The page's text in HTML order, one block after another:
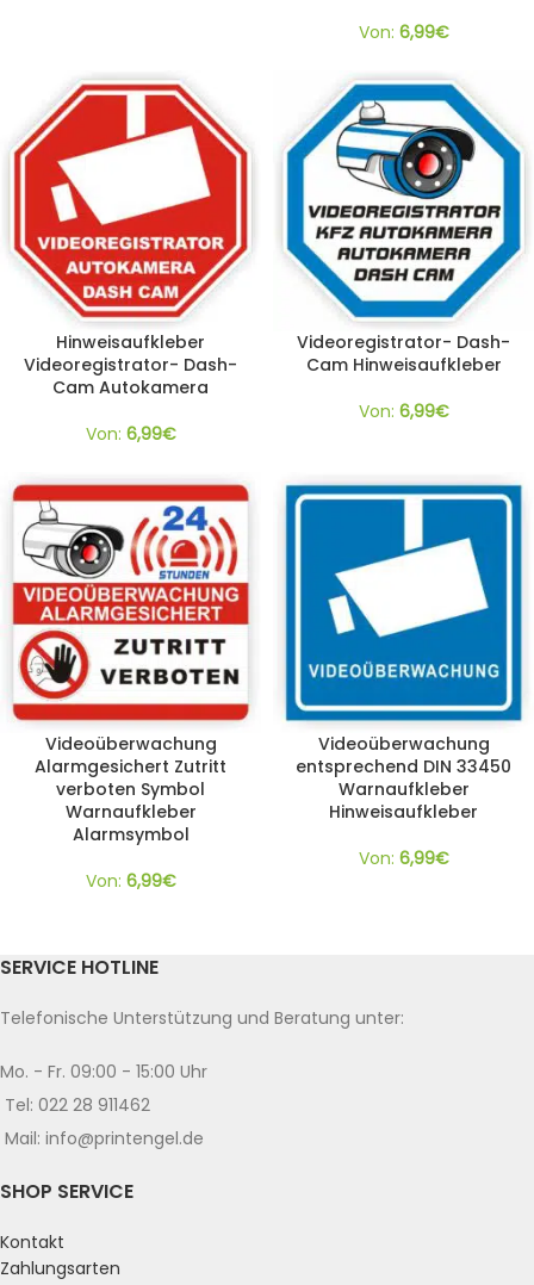
Von: 6,99€
Hinweisaufkleber
Videoregistrator- Dash-
Cam Autokamera
Von: 6,99€
Videoregistrator- Dash-
Cam Hinweisaufkleber
Von: 6,99€
Videoüberwachung
Alarmgesichert Zutritt
verboten Symbol
Warnaufkleber
Alarmsymbol
Von: 6,99€
Videoüberwachung
entsprechend DIN 33450
Warnaufkleber
Hinweisaufkleber
Von: 6,99€
SERVICE HOTLINE
Telefonische Unterstützung und Beratung unter:
Mo. - Fr. 09:00 - 15:00 Uhr
Tel: 022 28 911462
Mail: info@printengel.de
SHOP SERVICE
Kontakt
Zahlungsarten